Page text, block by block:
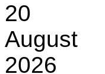
20
August
2026